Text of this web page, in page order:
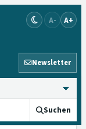
A- A+
Newsletter
Suchen